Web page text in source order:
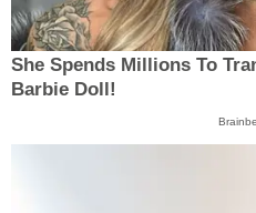
She Spends Millions To
Barbie Doll!